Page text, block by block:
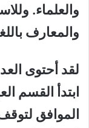
والعلماء.
والمعارف
ابتدأ القسم
الموافق